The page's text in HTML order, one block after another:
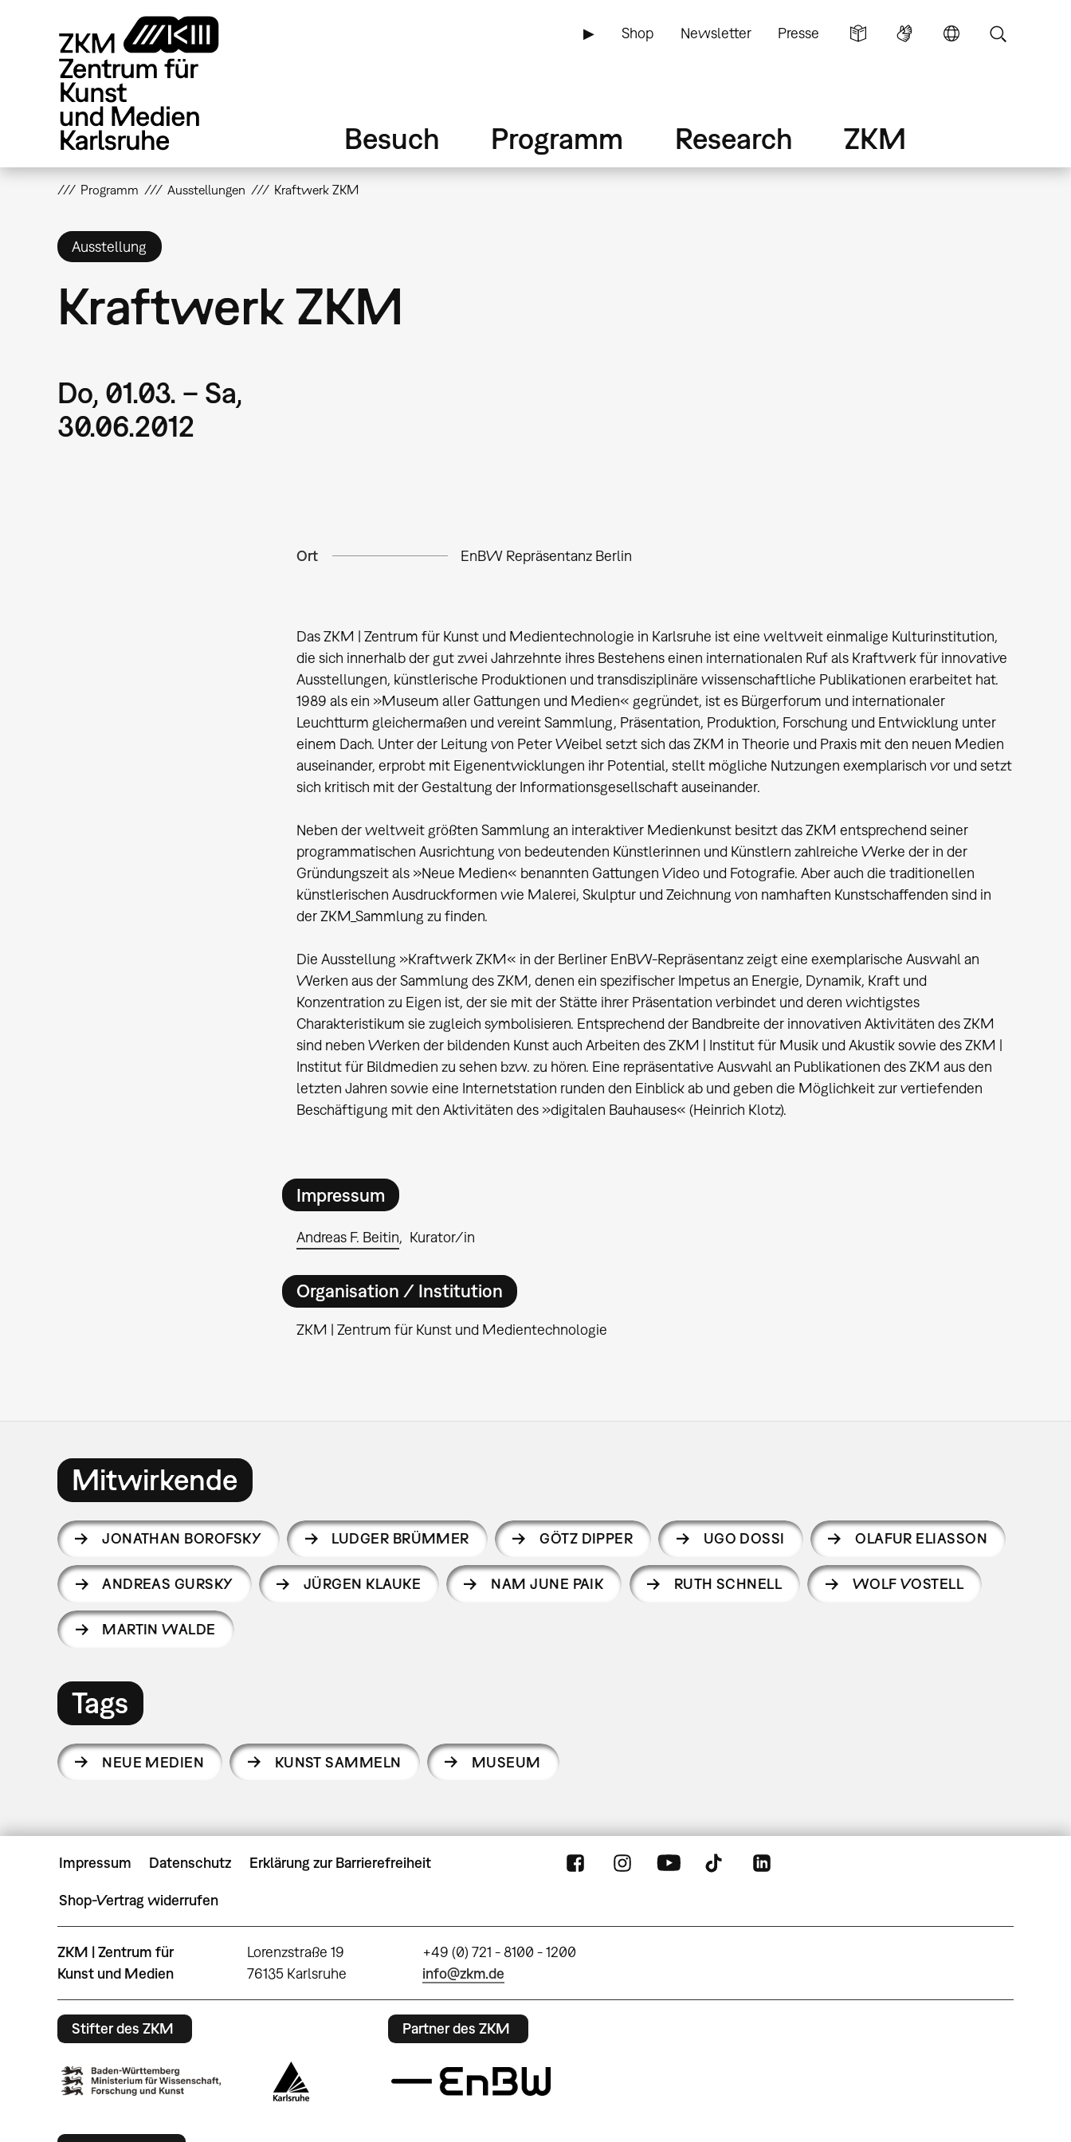
▶ Shop Newsletter Presse
Besuch Programm Research ZKM
Programm Ausstellungen Kraftwerk ZKM
Ausstellung
Kraftwerk ZKM
Do, 01.03. – Sa,
30.06.2012
Ort EnBW Repräsentanz Berlin
Das ZKM | Zentrum für Kunst und Medientechnologie in Karlsruhe ist eine weltweit einmalige Kulturinstitution,
die sich innerhalb der gut zwei Jahrzehnte ihres Bestehens einen internationalen Ruf als Kraftwerk für innovative
Ausstellungen, künstlerische Produktionen und transdisziplinäre wissenschaftliche Publikationen erarbeitet hat.
1989 als ein »Museum aller Gattungen und Medien« gegründet, ist es Bürgerforum und internationaler
Leuchtturm gleichermaßen und vereint Sammlung, Präsentation, Produktion, Forschung und Entwicklung unter
einem Dach. Unter der Leitung von Peter Weibel setzt sich das ZKM in Theorie und Praxis mit den neuen Medien
auseinander, erprobt mit Eigenentwicklungen ihr Potential, stellt mögliche Nutzungen exemplarisch vor und setzt
sich kritisch mit der Gestaltung der Informationsgesellschaft auseinander.
Neben der weltweit größten Sammlung an interaktiver Medienkunst besitzt das ZKM entsprechend seiner
programmatischen Ausrichtung von bedeutenden Künstlerinnen und Künstlern zahlreiche Werke der in der
Gründungszeit als »Neue Medien« benannten Gattungen Video und Fotografie. Aber auch die traditionellen
künstlerischen Ausdruckformen wie Malerei, Skulptur und Zeichnung von namhaften Kunstschaffenden sind in
der ZKM_Sammlung zu finden.
Die Ausstellung »Kraftwerk ZKM« in der Berliner EnBW-Repräsentanz zeigt eine exemplarische Auswahl an
Werken aus der Sammlung des ZKM, denen ein spezifischer Impetus an Energie, Dynamik, Kraft und
Konzentration zu Eigen ist, der sie mit der Stätte ihrer Präsentation verbindet und deren wichtigstes
Charakteristikum sie zugleich symbolisieren. Entsprechend der Bandbreite der innovativen Aktivitäten des ZKM
sind neben Werken der bildenden Kunst auch Arbeiten des ZKM | Institut für Musik und Akustik sowie des ZKM |
Institut für Bildmedien zu sehen bzw. zu hören. Eine repräsentative Auswahl an Publikationen des ZKM aus den
letzten Jahren sowie eine Internetstation runden den Einblick ab und geben die Möglichkeit zur vertiefenden
Beschäftigung mit den Aktivitäten des »digitalen Bauhauses« (Heinrich Klotz).
Impressum
Andreas F. Beitin Kurator/in
Organisation / Institution
ZKM | Zentrum für Kunst und Medientechnologie
Mitwirkende
JONATHAN BOROFSKY LUDGER BRÜMMER GÖTZ DIPPER UGO DOSSI OLAFUR ELIASSON
ANDREAS GURSKY JÜRGEN KLAUKE NAM JUNE PAIK RUTH SCHNELL WOLF VOSTELL
MARTIN WALDE
Tags
NEUE MEDIEN KUNST SAMMELN MUSEUM
Impressum Datenschutz Erklärung zur Barrierefreiheit
Shop-Vertrag widerrufen
ZKM | Zentrum für
Kunst und Medien
Lorenzstraße 19
76135 Karlsruhe
+49 (0) 721 - 8100 - 1200
info@zkm.de
Stifter des ZKM Partner des ZKM